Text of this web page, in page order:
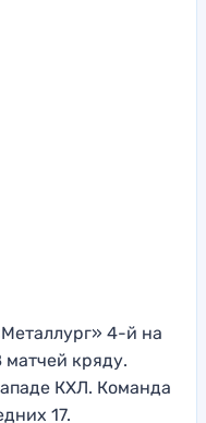
4-й на
матчей кряду.
КХЛ. Команда
17.